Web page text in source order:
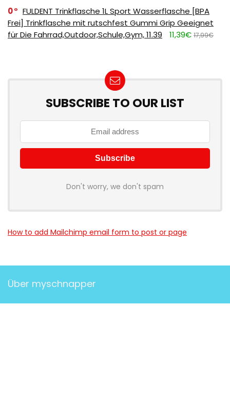
0
FULDENT Trinkflasche 1L Sport Wasserflasche [BPA
Frei] Trinkflasche mit rutschfest Gummi Grip Geeignet
für Die Fahrrad,Outdoor,Schule,Gym, 11.39
11,39€ 17,99€
SUBSCRIBE TO OUR LIST
Don't worry, we don't spam
How to add Mailchimp email form to post or page
Über myschnapper